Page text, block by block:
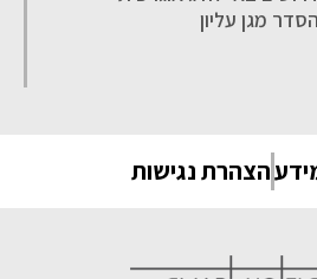
הסדר מגן עליון
הצהרת נגישות